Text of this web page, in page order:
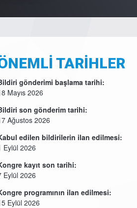
TARİHLER
gönderimi başlama tarihi:
Mayıs 2026
son gönderim tarihi:
Ağustos 2026
edilen bildirilerin ilan edilmesi:
Eylül 2026
kayıt son tarihi:
Eylül 2026
programının ilan edilmesi:
Eylül 2026